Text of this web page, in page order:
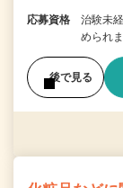
応募資格
治験未
められ
後で見る